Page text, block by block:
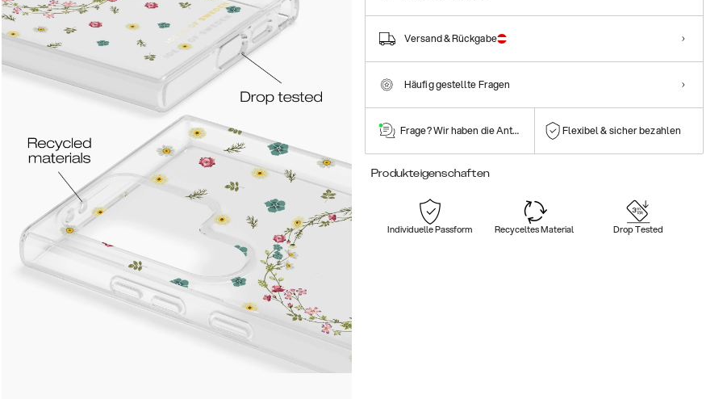
Versand & Rückgabe
Häufig gestellte Fragen
Frage? Wir haben die Antwort! Flexibel & sicher bezahlen
Produkteigenschaften
Individuelle Passform Recyceltes Material Drop Tested